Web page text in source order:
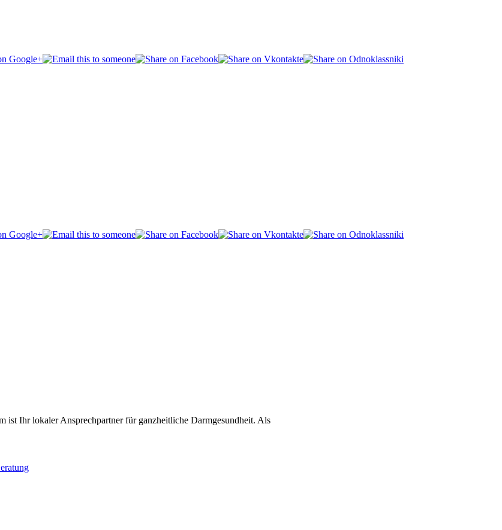
ist Ihr lokaler Ansprechpartner für ganzheitliche Darmgesundheit. Als